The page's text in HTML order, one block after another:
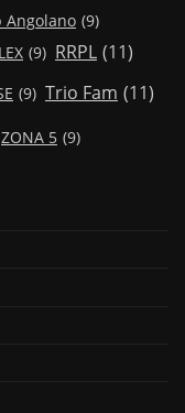
Angolano (9)
(9) RRPL (11)
(9) Trio Fam (11)
ZONA 5 (9)